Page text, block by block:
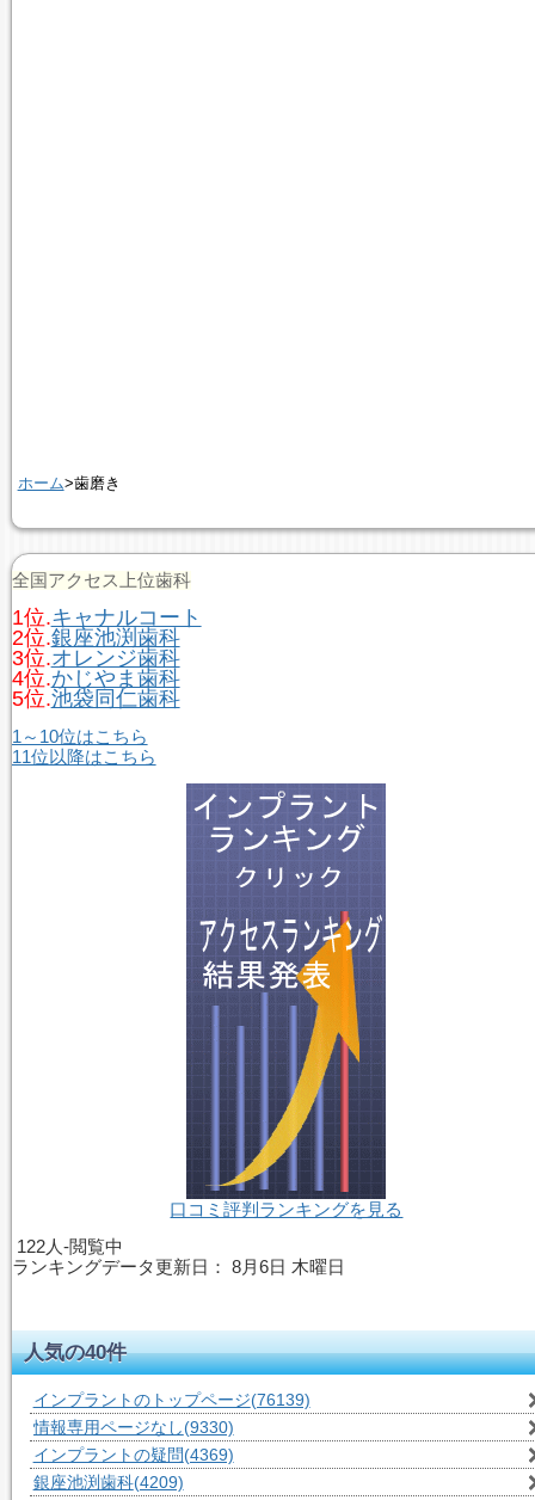
ホーム>歯磨き
全国アクセス上位歯科
1位.キャナルコート
2位.銀座池渕歯科
3位.オレンジ歯科
4位.かじやま歯科
5位.池袋同仁歯科
1～10位はこちら
11位以降はこちら
口コミ評判ランキングを見る
122人-閲覧中
ランキングデータ更新日： 8月6日 木曜日
人気の40件
インプラントのトップページ(76139)
情報専用ページなし(9330)
インプラントの疑問(4369)
銀座池渕歯科(4209)